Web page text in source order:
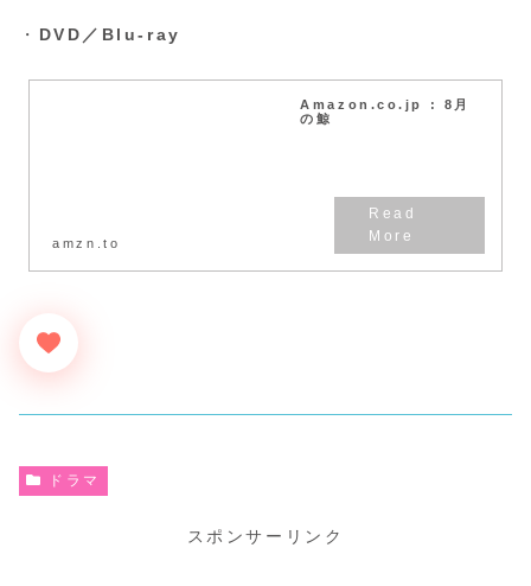
・ DVD／Blu-ray
Amazon.co.jp : 8月
の鯨
amzn.to
ドラマ
スポンサーリンク